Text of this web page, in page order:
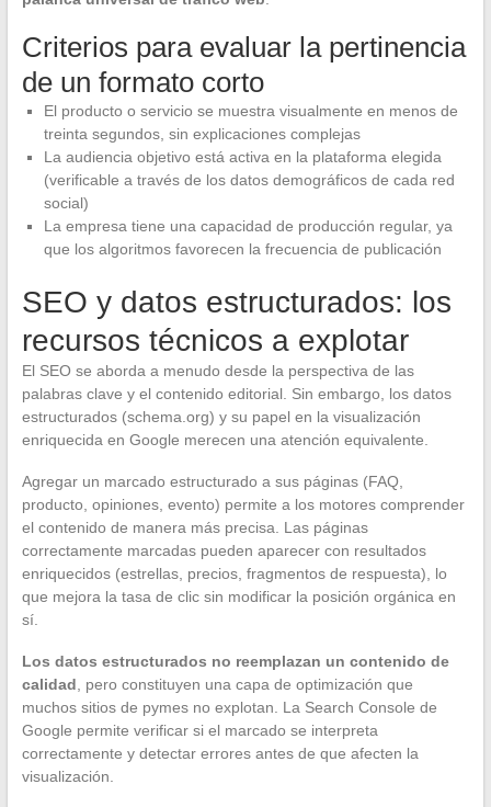
Criterios para evaluar la pertinencia
de un formato corto
El producto o servicio se muestra visualmente en menos de
treinta segundos, sin explicaciones complejas
La audiencia objetivo está activa en la plataforma elegida
(verificable a través de los datos demográficos de cada red
social)
La empresa tiene una capacidad de producción regular, ya
que los algoritmos favorecen la frecuencia de publicación
SEO y datos estructurados: los
recursos técnicos a explotar
El SEO se aborda a menudo desde la perspectiva de las
palabras clave y el contenido editorial. Sin embargo, los datos
estructurados (schema.org) y su papel en la visualización
enriquecida en Google merecen una atención equivalente.
Agregar un marcado estructurado a sus páginas (FAQ,
producto, opiniones, evento) permite a los motores comprender
el contenido de manera más precisa. Las páginas
correctamente marcadas pueden aparecer con resultados
enriquecidos (estrellas, precios, fragmentos de respuesta), lo
que mejora la tasa de clic sin modificar la posición orgánica en
sí.
Los datos estructurados no reemplazan un contenido de
calidad , pero constituyen una capa de optimización que
muchos sitios de pymes no explotan. La Search Console de
Google permite verificar si el marcado se interpreta
correctamente y detectar errores antes de que afecten la
visualización.